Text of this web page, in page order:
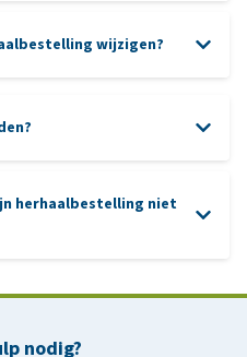
wijzigen?
herhaalbestelling niet
nodig?